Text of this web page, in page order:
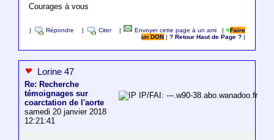
Courages à vous
Répondre Citer Envoyer cette page à un ami |
Faire
un DON
|? Retour Haut de Page ?
Lorine 47
Re: Recherche
témoignages sur
coarctation de l'aorte
samedi 20 janvier 2018
12:21:41
IP/FAI: ---.w90-38.abo.wanadoo.fr